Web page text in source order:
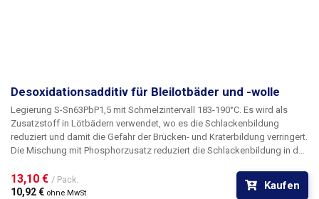
Desoxidationsadditiv für Bleilotbäder und -wolle
Legierung S-Sn63PbP1,5 mit Schmelzintervall 183-190°C. Es wird als
Zusatzstoff in Lötbädern verwendet, wo es die Schlackenbildung
reduziert und damit die Gefahr der Brücken- und Kraterbildung verringert.
Die Mischung mit Phosphorzusatz reduziert die Schlackenbildung in den
mit dem Desoxidationsadditiv auf etwa die Hälfte reduziert, was eine
Halbierung des Lötabfalls beim Abwischen der oxidierten Schicht von
13,10 € / Pack.
10,92 € ohne MwSt
Kaufen